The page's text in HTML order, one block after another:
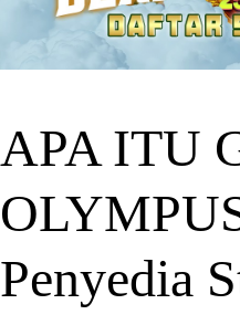
APA ITU
Penyedia